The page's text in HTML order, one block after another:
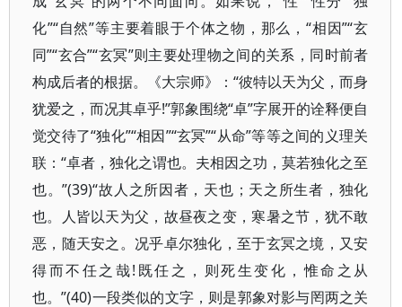
化”“自然”等主要着眼于个体之物，那么，“相因”“玄
同”“玄合”“玄冥”则主要处理物之间的关系，同时前者
构成后者的根据。《大宗师》：“彼特以天为父，而身
犹爱之，而况其卓乎!”郭象围绕“卓”字展开的诠释便自
觉交待了“独化”“相因”“玄冥”“从命”等等之间的义理关
联：“卓者，独化之谓也。夫相因之功，莫若独化之至
也。”(39)“故人之所因者，天也；天之所生者，独化
也。人皆以天为父，故昼夜之变，寒暑之节，犹不敢
恶，随天安之。况乎卓尔独化，至于玄冥之境，又安
得而不任之哉!既任之，则死生变化，惟命之从
也。”(40)一段类似的文字，则是郭象对影与罔两之关